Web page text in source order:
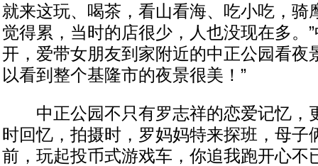
就来这玩、喝茶，看山看海、吃小吃，骑
觉得累，当时的店很少，人也没现在多。
开，爱带女朋友到家附近的中正公园看夜
以看到整个基隆市的夜景很美！”
中正公园不只有罗志祥的恋爱记忆，
时回忆，拍摄时，罗妈妈特来探班，母子
前，玩起投币式游戏车，你追我跑开心不